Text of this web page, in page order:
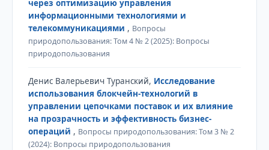
через оптимизацию управления
информационными технологиями и
телекоммуникациями , Вопросы
природопользования: Том 4 № 2 (2025): Вопросы
природопользования
Денис Валерьевич Туранский, Исследование
использования блокчейн-технологий в
управлении цепочками поставок и их влияние
на прозрачность и эффективность бизнес-
операций , Вопросы природопользования: Том 3 № 2
(2024): Вопросы природопользования